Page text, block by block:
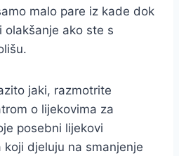
malo pare iz kade dok
ako ste s
jaki, razmotrite
o lijekovima za
posebni lijekovi
djeluju na smanjenje